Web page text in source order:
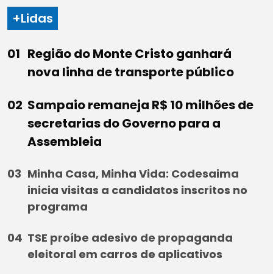
+Lidas
Região do Monte Cristo ganhará
nova linha de transporte público
Sampaio remaneja R$ 10 milhões de
secretarias do Governo para a
Assembleia
Minha Casa, Minha Vida: Codesaima
inicia visitas a candidatos inscritos no
programa
TSE proíbe adesivo de propaganda
eleitoral em carros de aplicativos